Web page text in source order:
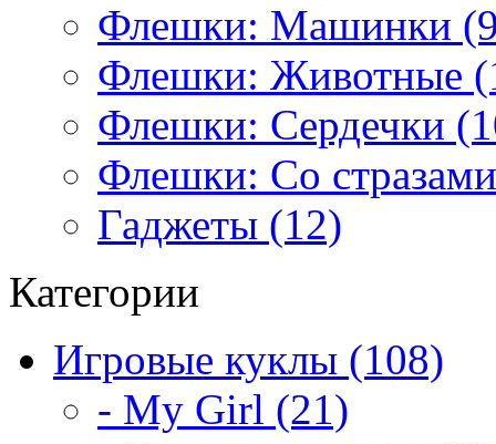
Флешки: Машинки
Флешки: Животные
Флешки: Сердечки
Флешки: Со
Гаджеты (12)
Категории
Игровые куклы (108)
- My Girl (21)